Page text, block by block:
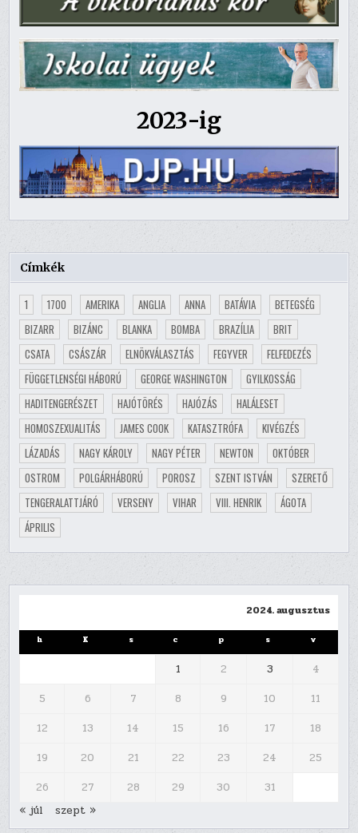
2023-ig
Címkék
1 1700 AMERIKA ANGLIA ANNA BATÁVIA
BETEGSÉG
BIZARR
BIZÁNC BLANKA BOMBA BRAZÍLIA
BRIT
CSATA
CSÁSZÁR ELNÖKVÁLASZTÁS FEGYVER
FELFEDEZÉS
FÜGGETLENSÉGI HÁBORÚ
GEORGE WASHINGTON
GYILKOSSÁG
HADITENGERÉSZET
HAJÓTÖRÉS HAJÓZÁS
HALÁLESET
HOMOSZEXUALITÁS
JAMES COOK KATASZTRÓFA
KIVÉGZÉS
LÁZADÁS
NAGY KÁROLY NAGY PÉTER NEWTON
OKTÓBER
OSTROM
POLGÁRHÁBORÚ POROSZ SZENT ISTVÁN
SZERETŐ
TENGERALATTJÁRÓ
VERSENY VIHAR VIII. HENRIK
ÁGOTA
ÁPRILIS
2024. augusztus
h K s c p s v
1 2 3
4
5
6 7 8 9 10
11
12
13 14 15 16 17
18
19
20 21 22 23 24
25
26
27 28 29 30
31
« júl
szept »